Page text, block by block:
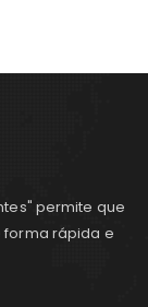
permite que
rápida e